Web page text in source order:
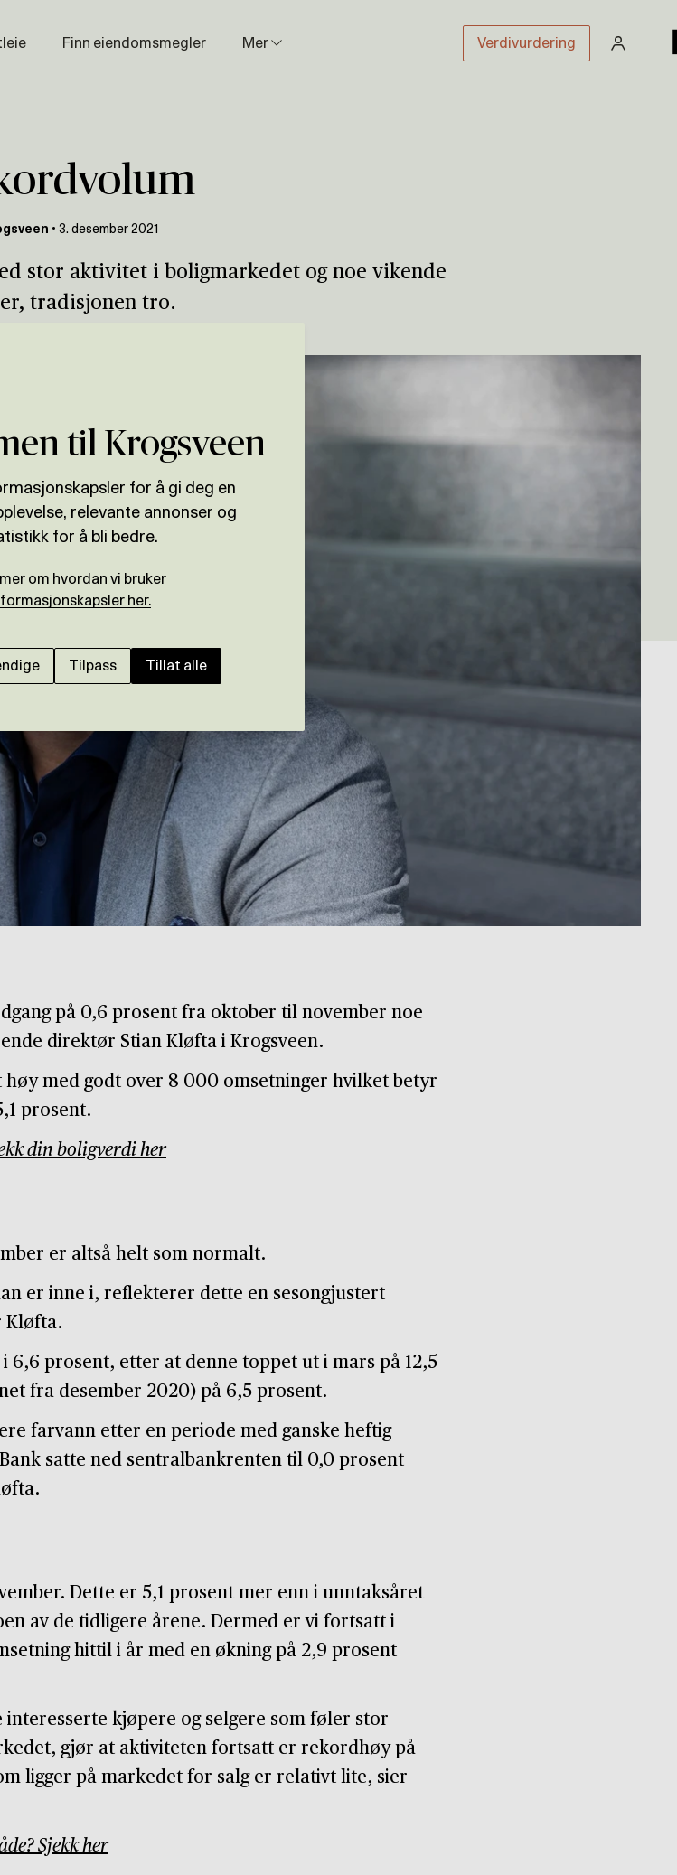
Finn eiendomsmegler Mer Verdivurdering
• 3. desember 2021
stor aktivitet i boligmarkedet og noe vikende
tradisjonen tro.
på 0,6 prosent fra oktober til november noe
direktør Stian Kløfta i Krogsveen.
med godt over 8 000 omsetninger hvilket betyr
prosent.
din boligverdi her
er altså helt som normalt.
er inne i, reflekterer dette en sesongjustert
Kløfta.
6,6 prosent, etter at denne toppet ut i mars på 12,5
fra desember 2020) på 6,5 prosent.
farvann etter en periode med ganske heftig
satte ned sentralbankrenten til 0,0 prosent
Dette er 5,1 prosent mer enn i unntaksåret
av de tidligere årene. Dermed er vi fortsatt i
hittil i år med en økning på 2,9 prosent
interesserte kjøpere og selgere som føler stor
gjør at aktiviteten fortsatt er rekordhøy på
ligger på markedet for salg er relativt lite, sier
Sjekk her
til Krogsveen
for å gi deg en
relevante annonser og
for å bli bedre.
mer om hvordan vi bruker
her.
Tilpass Tillat alle